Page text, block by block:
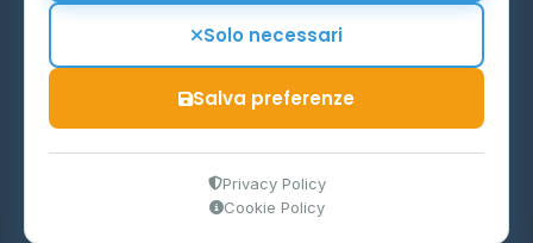
P.IVA 03859300364
Ministero delle Imprese e del Made in Italy
Solo necessari
Salva preferenze
Privacy Policy
Cookie Policy